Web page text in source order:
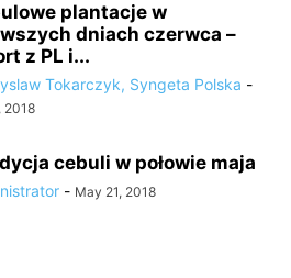
plantacje w
dniach czerwca –
z PL i...
Tokarczyk, Syngeta Polska -
2018
cebuli w połowie maja
- May 21, 2018